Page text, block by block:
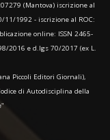
(Mantova) iscrizione al
1992 - iscrizione al ROC:
online: ISSN 2465-
2016 e d.lgs 70/2017 (ex L.
Piccoli Editori Giornali),
di Autodisciplina della